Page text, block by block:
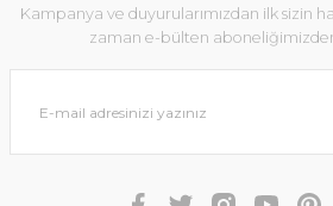
Kampanya ve duyurularımızdan ilk sizin
zaman e-bülten